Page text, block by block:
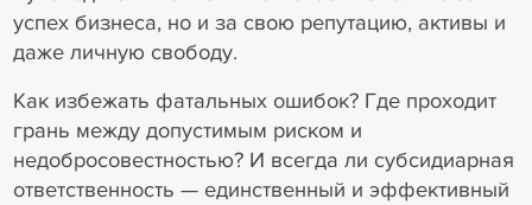
успех бизнеса, но и за свою репутацию, активы и
даже личную свободу.
Как избежать фатальных ошибок? Где проходит
грань между допустимым риском и
недобросовестностью? И всегда ли субсидиарная
ответственность — единственный и эффективный